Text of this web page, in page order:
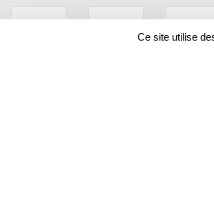
Ce site utilise